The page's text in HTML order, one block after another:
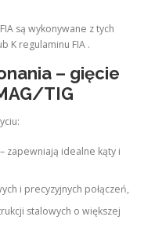
są wykonywane z tych
K regulaminu FIA .
– gięcie
TIG
zapewniają idealne kąty i
i precyzyjnych połączeń,
stalowych o większej